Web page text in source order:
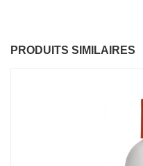
PRODUITS SIMILAIRES